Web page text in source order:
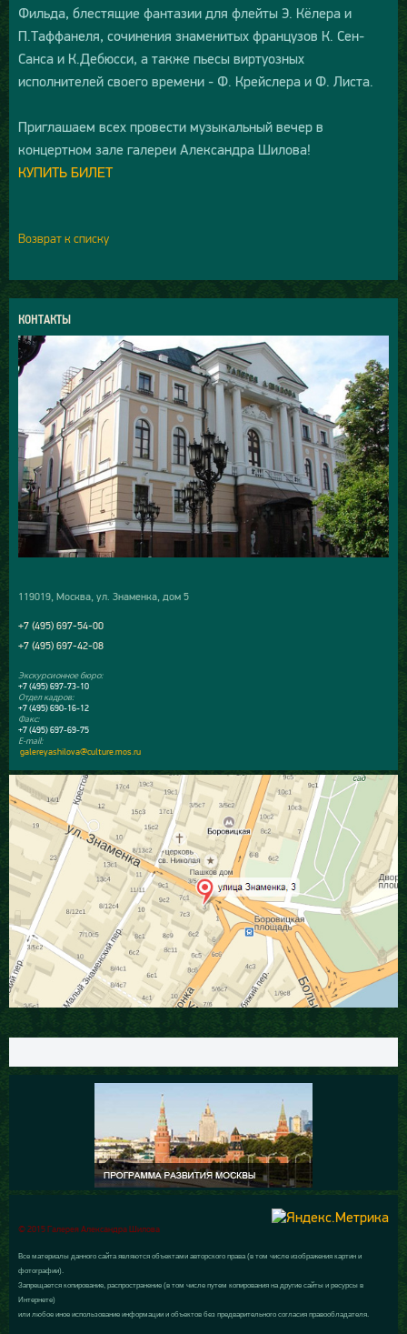
Фильда, блестящие фантазии для флейты Э. Кёлера и
П.Таффанеля, сочинения знаменитых французов К. Сен-
Санса и К.Дебюсси, а также пьесы виртуозных
исполнителей своего времени - Ф. Крейслера и Ф. Листа.
Приглашаем всех провести музыкальный вечер в
концертном зале галереи Александра Шилова!
КУПИТЬ БИЛЕТ
Возврат к списку
КОНТАКТЫ
119019, Москва, ул. Знаменка, дом 5
+7 (495) 697-54-00
+7 (495) 697-42-08
Экскурсионное бюро:
+7 (495) 697-73-10
Отдел кадров:
+7 (495) 690-16-12
Факс:
+7 (495) 697-69-75
E-mail:
galereyashilova@culture.mos.ru
© 2015 Галерея Александра Шилова
Все материалы данного сайта являются объектами авторского права (в том числе изображения картин и
фотографии).
Запрещается копирование, распространение (в том числе путем копирования на другие сайты и ресурсы в
Интернете)
или любое иное использование информации и объектов без предварительного согласия правообладателя.